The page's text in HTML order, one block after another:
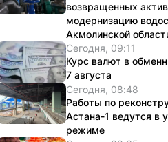
возвращенных
модернизацию
Акмолинской
Сегодня, 09:11
Курс валют в
7 августа
Сегодня, 08:48
Работы по
Астана-1 ведутся в
режиме